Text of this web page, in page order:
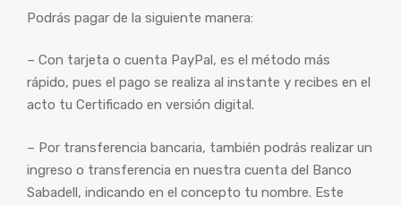
Podrás pagar de la siguiente manera:
– Con tarjeta o cuenta PayPal, es el método más
rápido, pues el pago se realiza al instante y recibes en el
acto tu Certificado en versión digital.
– Por transferencia bancaria, también podrás realizar un
ingreso o transferencia en nuestra cuenta del Banco
Sabadell, indicando en el concepto tu nombre. Este